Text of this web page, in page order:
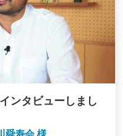
ンタビューしまし
舜寿会 様